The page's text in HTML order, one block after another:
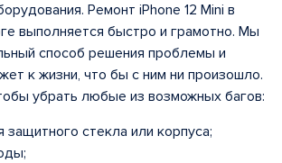
Ремонт iPhone 12 Mini в
выполняется быстро и грамотно. Мы
способ решения проблемы и
к жизни, что бы с ним ни произошло.
убрать любые из возможных багов:
стекла или корпуса;